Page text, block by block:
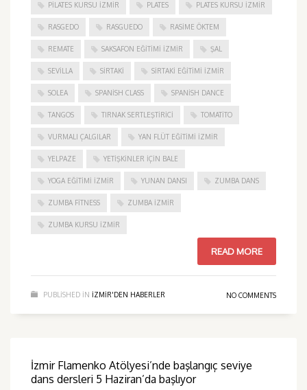
PILATES KURSU İZMIR PLATES PLATES KURSU İZMIR
RASGEDO RASGUEDO RASIME ÖKTEM
REMATE SAKSAFON EĞITIMI İZMIR ŞAL
SEVILLA SIRTAKI SIRTAKI EĞITIMI İZMIR
SOLEA SPANISH CLASS SPANISH DANCE
TANGOS TIRNAK SERTLEŞTIRICI TOMATITO
VURMALI ÇALGILAR YAN FLÜT EĞITIMI İZMIR
YELPAZE YETIŞKINLER IÇIN BALE
YOGA EĞITIMI İZMIR YUNAN DANSI ZUMBA DANS
ZUMBA FITNESS ZUMBA İZMIR
ZUMBA KURSU İZMIR
READ MORE
PUBLISHED IN IZMIR'DEN HABERLER NO COMMENTS
İzmir Flamenko Atölyesi’nde başlangıç seviye
dans dersleri 5 Haziran’da başlıyor